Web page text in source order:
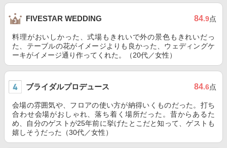
FIVESTAR WEDDING 84.9点
料理がおいしかった、式場もきれいで外の景色もきれいだっ
た、テーブルの花がイメージよりも良かった、ウェディングケ
ーキがイメージ通り作ってくれた。（20代／女性）
ブライダルプロデュース 84.6点
会場の雰囲気や、フロアの使い方が納得いくものだった。打ち
合わせ会場がおしゃれ、落ち着く場所だった。昔からあるた
め、自分のゲストが25年前に挙げたとこだと知って、ゲストも
嬉しそうだった（30代／女性）